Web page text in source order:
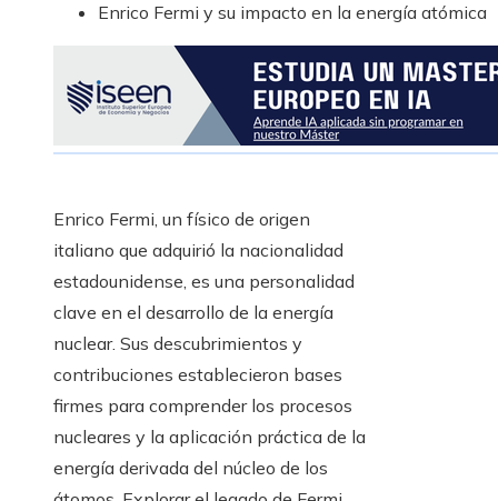
Enrico Fermi y su impacto en la energía atómica
Enrico Fermi, un físico de origen
italiano que adquirió la nacionalidad
estadounidense, es una personalidad
clave en el desarrollo de la energía
nuclear. Sus descubrimientos y
contribuciones establecieron bases
firmes para comprender los procesos
nucleares y la aplicación práctica de la
energía derivada del núcleo de los